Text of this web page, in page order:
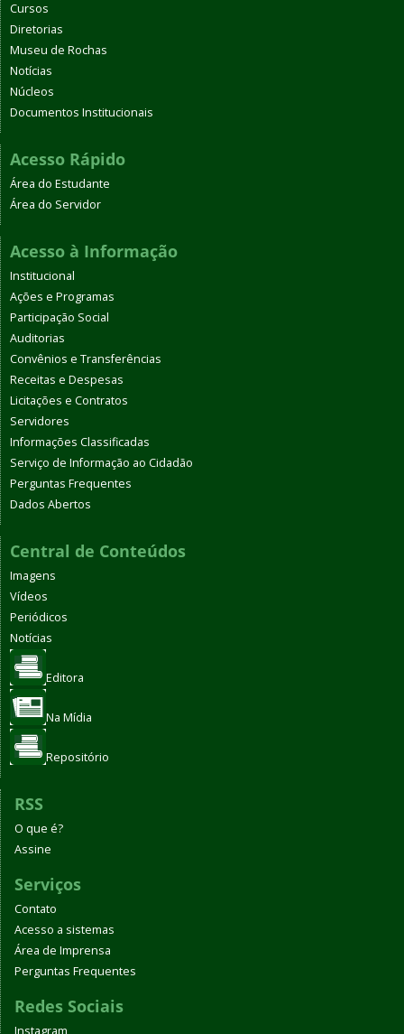
Cursos
Diretorias
Museu de Rochas
Notícias
Núcleos
Documentos Institucionais
Acesso Rápido
Área do Estudante
Área do Servidor
Acesso à Informação
Institucional
Ações e Programas
Participação Social
Auditorias
Convênios e Transferências
Receitas e Despesas
Licitações e Contratos
Servidores
Informações Classificadas
Serviço de Informação ao Cidadão
Perguntas Frequentes
Dados Abertos
Central de Conteúdos
Imagens
Vídeos
Periódicos
Notícias
Editora
Na Mídia
Repositório
RSS
O que é?
Assine
Serviços
Contato
Acesso a sistemas
Área de Imprensa
Perguntas Frequentes
Redes Sociais
Instagram